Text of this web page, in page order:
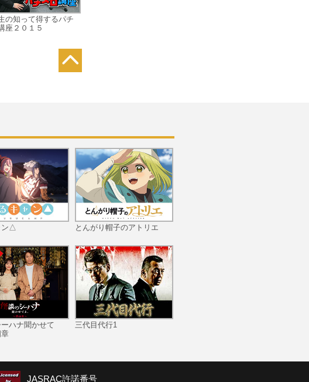
の知って得するパチ
座２０１５
#11
#12
ン△
ハナ聞かせて
とんがり帽子のアトリエ
三代目代行1
JASRAC許諾番号